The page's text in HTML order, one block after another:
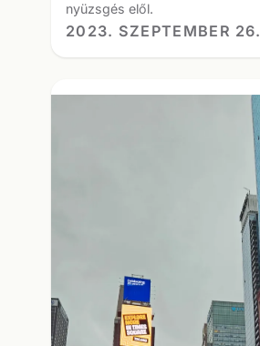
nyüzsgés elől.
2023. SZEPTEMBER 26.